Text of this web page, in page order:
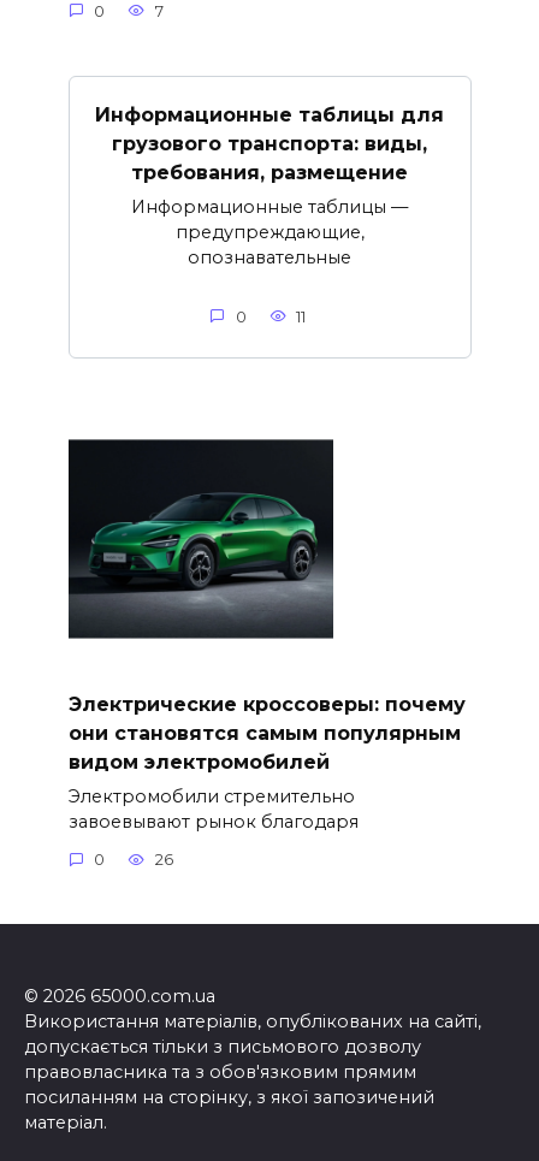
0 7
Информационные таблицы для
грузового транспорта: виды,
требования, размещение
Информационные таблицы —
предупреждающие,
опознавательные
0 11
Электрические кроссоверы: почему
они становятся самым популярным
видом электромобилей
Электромобили стремительно
завоевывают рынок благодаря
0 26
© 2026 65000.com.ua
Використання матеріалів, опублікованих на сайті,
допускається тільки з письмового дозволу
правовласника та з обов'язковим прямим
посиланням на сторінку, з якої запозичений
матеріал.